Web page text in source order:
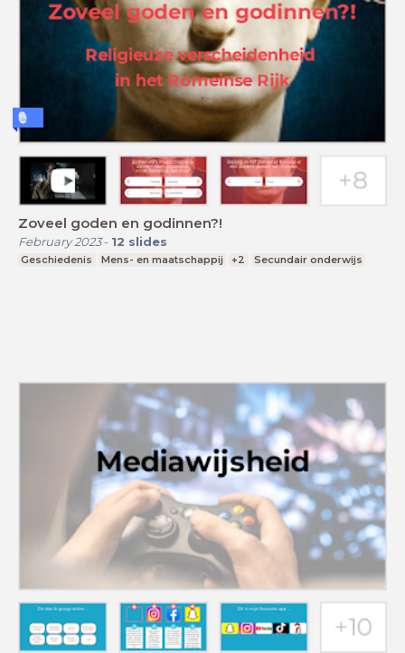
Zoveel goden en godinnen?!
February 2023- 12 slides
Geschiedenis Mens- en maatschappij +2 Secundair onderwijs